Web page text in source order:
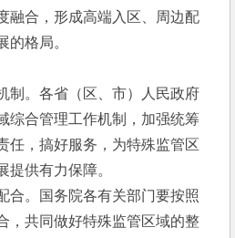
融合，形成高端入区、周边配
的格局。
。各省（区、市）人民政府
综合管理工作机制，加强统筹
任，搞好服务，为特殊监管区
提供有力保障。
。国务院各有关部门要按照
，共同做好特殊监管区域的整